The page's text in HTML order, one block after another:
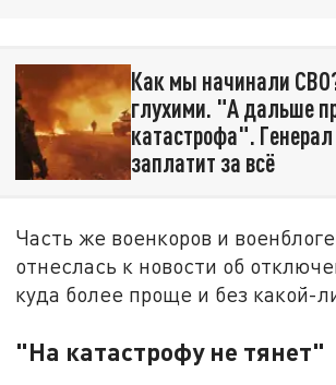
Как мы начинали
глухими. "А дальше
катастрофа". Генерал
заплатит за всё
Часть же военкоров и
отнеслась к новости об
куда более проще и без какой-
"На катастрофу не тянет"